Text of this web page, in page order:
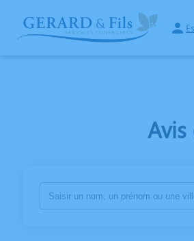
NOS SERVICES MONUMENTS